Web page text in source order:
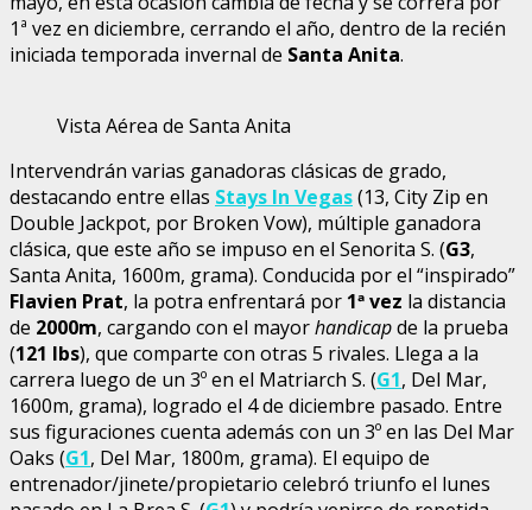
1ª vez en diciembre, cerrando el año, dentro de la recién
iniciada temporada invernal de Santa Anita.
Vista Aérea de Santa Anita
Intervendrán varias ganadoras clásicas de grado,
destacando entre ellas Stays In Vegas(13, City Zip en
Double Jackpot, por Broken Vow), múltiple ganadora
clásica, que este año se impuso en el Senorita S. (G3,
Santa Anita, 1600m, grama). Conducida por el “inspirado”
Flavien Prat, la potra enfrentará por 1ª vez la distancia
de 2000m, cargando con el mayorhandicapde la prueba
(121 lbs), que comparte con otras 5 rivales. Llega a la
carrera luego de un 3º en el Matriarch S. (G1, Del Mar,
1600m, grama), logrado el 4 de diciembre pasado. Entre
sus figuraciones cuenta además con un 3º en las Del Mar
Oaks (G1, Del Mar, 1800m, grama). El equipo de
entrenador/jinete/propietario celebró triunfo el lunes